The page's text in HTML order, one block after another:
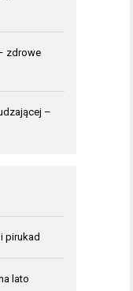
zdrowe
–
pirukad
lato